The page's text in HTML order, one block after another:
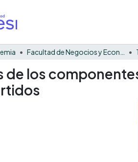
de los